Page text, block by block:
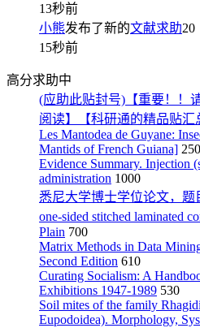
13秒前
小熊发布了新的文献求助20
15秒前
高分求助中
(应助此贴封号)【重要！！
阅读】【科研通的精品贴汇
Les Mantodea de Guyane:
Mantids of French Guiana]
Evidence Summary. Injection
administration 1000
悉尼大学博士学位论文，题
one-sided stitched laminated
Plain 700
Matrix Methods in Data
Second Edition 610
Curating Socialism: A
Exhibitions 1947-1989 530
Soil mites of the family
Eupodoidea). Morphology,